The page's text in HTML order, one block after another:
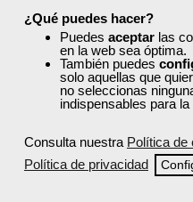
¿Qué puedes hacer?
Puedes aceptar las
en la web sea óptima.
También puedes
solo aquellas que
no seleccionas
indispensables para
Consulta nuestra Política de
Política de privacidad
¿No
Consulta a
recomendadosy
que te ayudará a
o mejorar tu